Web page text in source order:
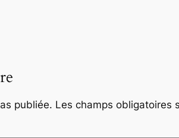
publiée. Les champs obligatoires